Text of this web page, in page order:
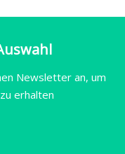
Newsletter an, um
erhalten